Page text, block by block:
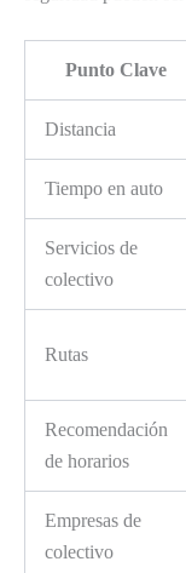
Punto Clave
Distancia
Tiempo en auto
Servicios de
colectivo
Rutas
Recomendación
de horarios
Empresas de
colectivo